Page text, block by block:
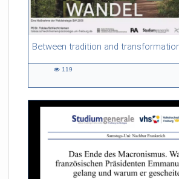
54:13 duration
119